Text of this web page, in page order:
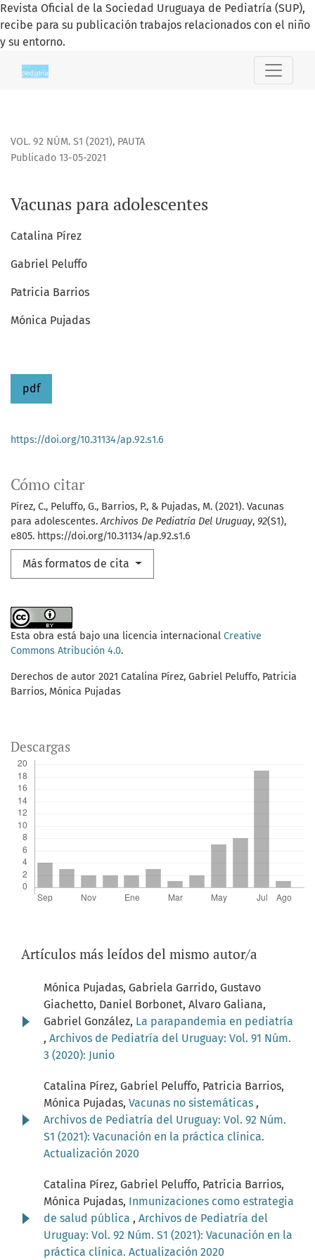
Revista Oficial de la Sociedad Uruguaya de Pediatría (SUP),
recibe para su publicación trabajos relacionados con el niño
y su entorno.
VOL. 92 NÚM. S1 (2021), PAUTA
Vacunas para adolescentes
Publicado 13-05-2021
Catalina Pírez
Gabriel Peluffo
Patricia Barrios
Mónica Pujadas
pdf
Cómo citar
Pírez, C., Peluffo, G., Barrios, P., & Pujadas, M. (2021). Vacunas
para adolescentes.Archivos De Pediatría Del Uruguay, 92(S1),
e805. https://doi.org/10.31134/ap.92.s1.6
Más formatos de cita
https://doi.org/10.31134/ap.92.s1.6
Esta obra está bajo una licencia internacional Creative
Commons Atribución 4.0.
Derechos de autor 2021 Catalina Pírez, Gabriel Peluffo, Patricia
Barrios, Mónica Pujadas
Descargas
Artículos más leídos del mismo autor/a
Mónica Pujadas, Gabriela Garrido, Gustavo
Giachetto, Daniel Borbonet, Alvaro Galiana,
Gabriel González, La parapandemia en pediatría
, Archivos de Pediatría del Uruguay: Vol. 91 Núm.
3 (2020): Junio
Catalina Pírez, Gabriel Peluffo, Patricia Barrios,
Mónica Pujadas, Vacunas no sistemáticas ,
Archivos de Pediatría del Uruguay: Vol. 92 Núm.
S1 (2021): Vacunación en la práctica clínica.
Actualización 2020
Catalina Pírez, Gabriel Peluffo, Patricia Barrios,
Mónica Pujadas, Inmunizaciones como estrategia
de salud pública , Archivos de Pediatría del
Uruguay: Vol. 92 Núm. S1 (2021): Vacunación en la
práctica clínica. Actualización 2020